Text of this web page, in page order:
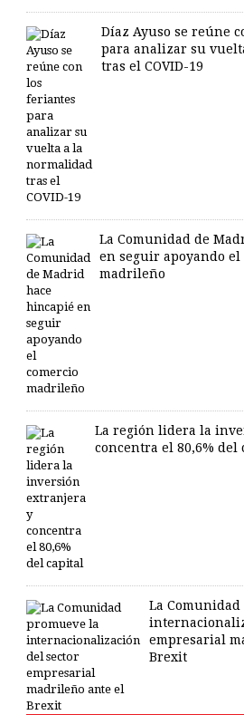
Díaz Ayuso se reúne
para analizar su
tras el COVID-19
La Comunidad de
en seguir apoyando el
madrileño
La región lidera la
concentra el 80,6% del
La
empresarial
Brexit